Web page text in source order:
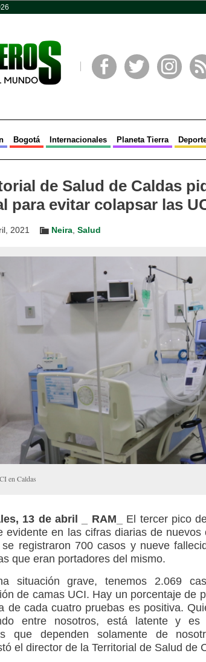
Bogotá Internacionales Planeta Tierra
de Salud de Caldas
para evitar colapsar las
2021 Neira Salud
en Caldas
13 de abril _ RAM_ El tercer pico
evidente en las cifras diarias de
se registraron 700 casos y nueve
que eran portadores del mismo.
situación grave, tenemos 2.069
de camas UCI. Hay un porcentaje de
de cada cuatro pruebas es positiva.
entre nosotros, está latente y es
que dependen solamente de
el director de la Territorial de Salud de